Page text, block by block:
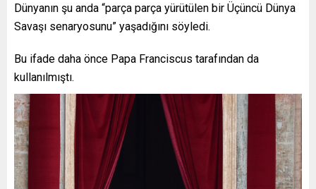
Dünyanın şu anda “parça parça yürütülen bir Üçüncü Dünya
Savaşı senaryosunu” yaşadığını söyledi.
Bu ifade daha önce Papa Franciscus tarafından da
kullanılmıştı.